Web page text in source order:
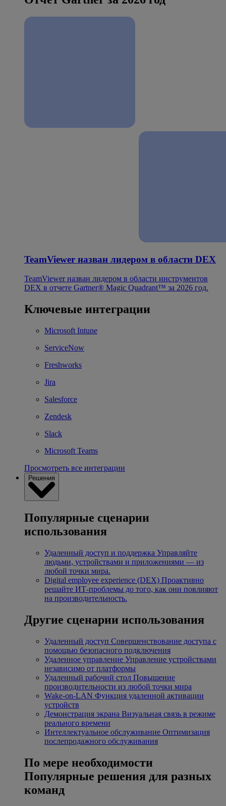
TeamViewer назван лидером в области DEX
TeamViewer назван лидером в области инструментов
DEX в отчете Gartner® Magic Quadrant™ за 2026 год.
Ключевые интеграции
Microsoft Intune
ServiceNow
Freshworks
Jira
Salesforce
Zendesk
Slack
Microsoft Teams
Просмотреть все интеграции
Решения
Популярные сценарии
использования
Удаленный доступ и поддержка Управляйте
людьми, устройствами и приложениями — из
любой точки мира.
Digital employee experience (DEX) Проактивно
решайте ИТ-проблемы до того, как они повлияют
на производительность.
Другие сценарии использования
Удаленный доступ Совершенствование доступа с
помощью безопасного подключения
Удаленное управление Управление устройствами
независимо от платформы
Удаленный рабочий стол Повышение
производительности из любой точки мира
Wake-on-LAN Функция удаленной активации
устройств
Демонстрация экрана Визуальная связь в режиме
реального времени
Интеллектуальное обслуживание Оптимизация
послепродажного обслуживания
По мере необходимости
Популярные решения для разных
команд